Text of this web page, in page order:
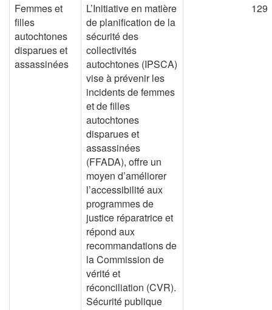
Femmes et
filles
autochtones
disparues et
assassinées
L’Initiative en matière
de planification de la
sécurité des
collectivités
autochtones (IPSCA)
vise à prévenir les
incidents de femmes
et de filles
autochtones
disparues et
assassinées
(FFADA), offre un
moyen d’améliorer
l’accessibilité aux
programmes de
justice réparatrice et
répond aux
recommandations de
la Commission de
vérité et
réconciliation (CVR).
Sécurité publique
129